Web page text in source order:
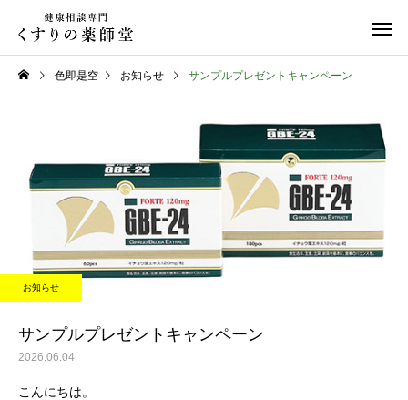
日常のこと
令和８年熊本地震
お知らせ
色即是空 お知らせ サンプルプレゼントキャンペーン
お知らせ
サンプルプレゼントキャンペーン
2026.06.04
こんにちは。